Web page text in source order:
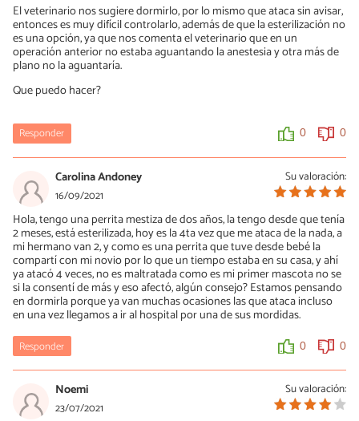
El veterinario nos sugiere dormirlo, por lo mismo que ataca sin avisar,
entonces es muy difícil controlarlo, además de que la esterilización no
es una opción, ya que nos comenta el veterinario que en un
operación anterior no estaba aguantando la anestesia y otra más de
plano no la aguantaría.
Que puedo hacer?
Responder 0 0
Su valoración:
Carolina Andoney
16/09/2021
Hola, tengo una perrita mestiza de dos años, la tengo desde que tenía
2 meses, está esterilizada, hoy es la 4ta vez que me ataca de la nada, a
mi hermano van 2, y como es una perrita que tuve desde bebé la
compartí con mi novio por lo que un tiempo estaba en su casa, y ahí
ya atacó 4 veces, no es maltratada como es mi primer mascota no se
si la consentí de más y eso afectó, algún consejo? Estamos pensando
en dormirla porque ya van muchas ocasiones las que ataca incluso
en una vez llegamos a ir al hospital por una de sus mordidas.
Responder 0 0
Su valoración:
Noemi
23/07/2021